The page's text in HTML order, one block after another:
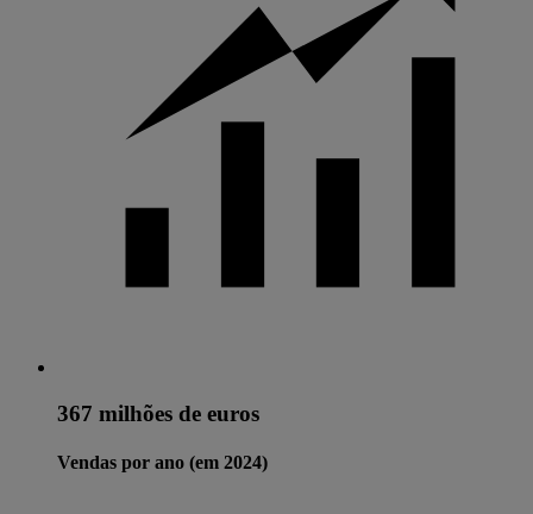
367 milhões de euros
Vendas por ano (em 2024)